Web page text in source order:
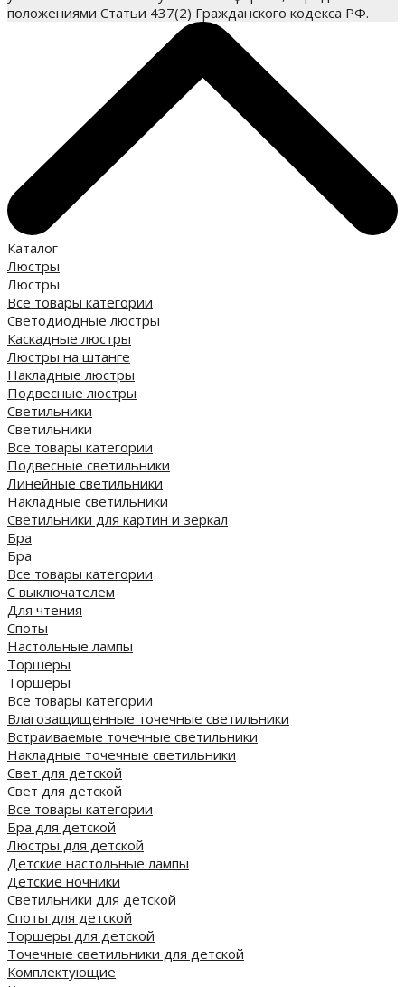
положениями Статьи 437(2) Гражданского кодекса РФ.
Каталог
Люстры
Люстры
Все товары категории
Светодиодные люстры
Каскадные люстры
Люстры на штанге
Накладные люстры
Подвесные люстры
Светильники
Светильники
Все товары категории
Подвесные светильники
Линейные светильники
Накладные светильники
Светильники для картин и зеркал
Бра
Бра
Все товары категории
С выключателем
Для чтения
Споты
Настольные лампы
Торшеры
Торшеры
Все товары категории
Влагозащищенные точечные светильники
Встраиваемые точечные светильники
Накладные точечные светильники
Свет для детской
Свет для детской
Все товары категории
Бра для детской
Люстры для детской
Детские настольные лампы
Детские ночники
Светильники для детской
Споты для детской
Торшеры для детской
Точечные светильники для детской
Комплектующие